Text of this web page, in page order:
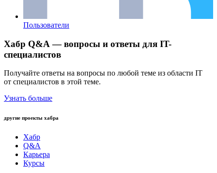
Пользователи
Хабр Q&A — вопросы и ответы для IT-
специалистов
Получайте ответы на вопросы по любой теме из области IT
от специалистов в этой теме.
Узнать больше
другие проекты хабра
Хабр
Q&A
Карьера
Курсы